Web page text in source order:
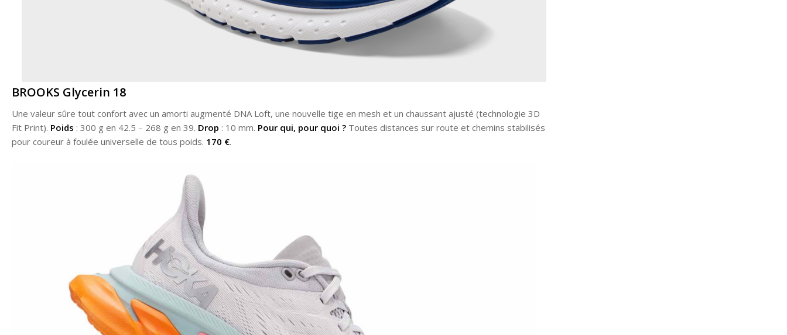
BROOKS Glycerin 18
Une valeur sûre tout confort avec un amorti augmenté DNA Loft, une nouvelle tige en mesh et un chaussant ajusté (technologie 3D
Fit Print). Poids : 300 g en 42.5 – 268 g en 39. Drop : 10 mm. Pour qui, pour quoi ? Toutes distances sur route et chemins stabilisés
pour coureur à foulée universelle de tous poids. 170 €.